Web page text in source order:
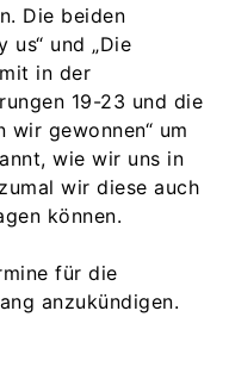
Die beiden
us“ und „Die
in der
19-23 und die
wir gewonnen“ um
wie wir uns in
wir diese auch
können.
für die
anzukündigen.